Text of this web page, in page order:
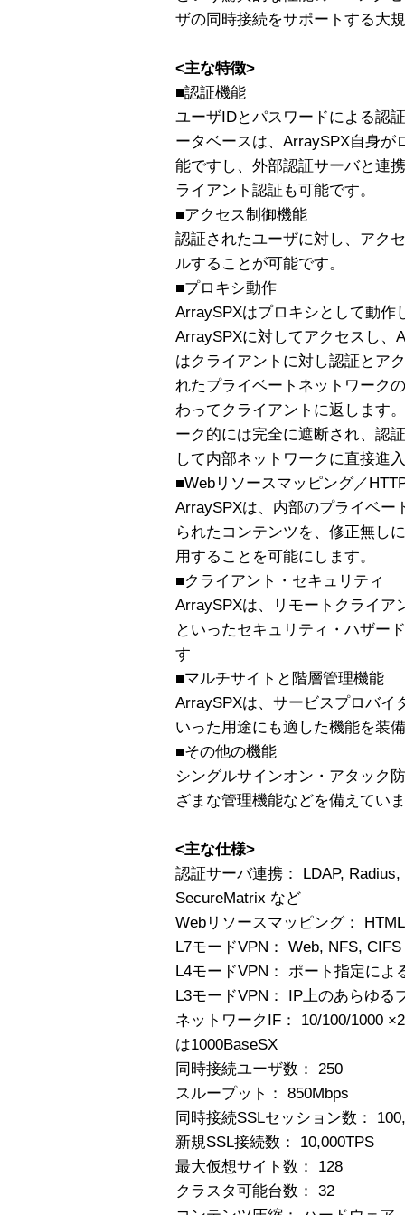
ザの同時接続をサポートする大
<主な特徴>
■認証機能
ユーザIDとパスワードによる認
ータベースは、ArraySPX自身が
能ですし、外部認証サーバと連
ライアント認証も可能です。
■アクセス制御機能
認証されたユーザに対し、アク
ルすることが可能です。
■プロキシ動作
ArraySPXはプロキシとして動作
ArraySPXに対してアクセスし、
はクライアントに対し認証とア
れたプライベートネットワーク
わってクライアントに返します
ーク的には完全に遮断され、認
して内部ネットワークに直接進
■Webリソースマッピング／
ArraySPXは、内部のプライベー
られたコンテンツを、修正無し
用することを可能にします。
■クライアント・セキュリティ
ArraySPXは、リモートクライア
といったセキュリティ・ハザー
す
■マルチサイトと階層管理機能
ArraySPXは、サービスプロバイ
いった用途にも適した機能を装
■その他の機能
シングルサインオン・アタック
ざまな管理機能などを備えてい
<主な仕様>
認証サーバ連携： LDAP,
SecureMatrix など
Webリソースマッピング：
L7モードVPN： Web, NFS, CIFS
L4モードVPN： ポート指定によ
L3モードVPN： IP上のあらゆる
ネットワークIF： 10/100/1000
は1000BaseSX
同時接続ユーザ数： 250
スループット： 850Mbps
同時接続SSLセッション数：
新規SSL接続数： 10,000TPS
最大仮想サイト数： 128
クラスタ可能台数： 32